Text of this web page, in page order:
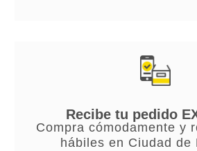
Recibe tu pedido
Compra cómodamente y
hábiles en Ciudad de